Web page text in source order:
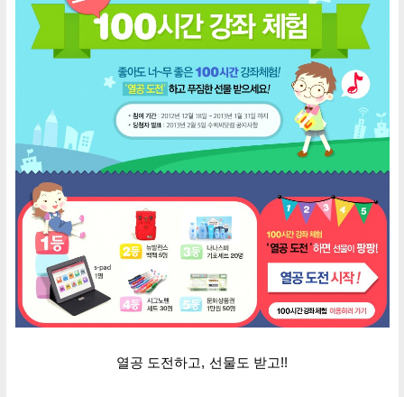
열공 도전하고, 선물도 받고!!